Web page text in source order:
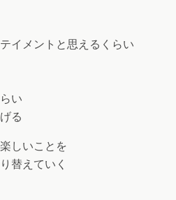
イメントと思えるくらい
い
る
しいことを
替えていく